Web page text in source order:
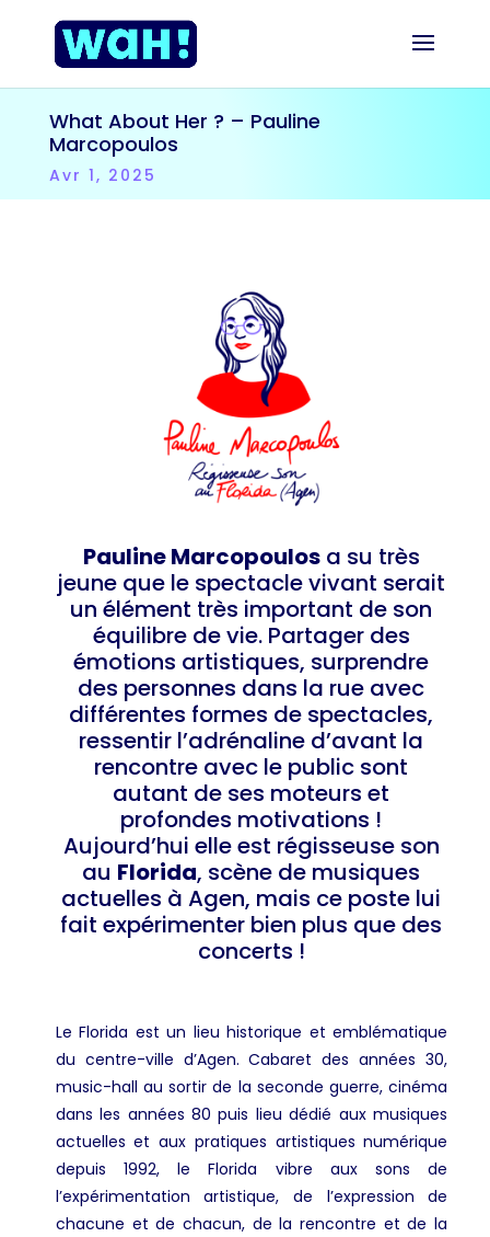
What About Her ? – Pauline
Marcopoulos
Avr 1, 2025
Pauline Marcopoulosa su très
jeune que le spectacle vivant serait
un élément très important de son
équilibre de vie. Partager des
émotions artistiques, surprendre
des personnes dans la rue avec
différentes formes de spectacles,
ressentir l’adrénaline d’avant la
rencontre avec le public sont
autant de ses moteurs et
profondes motivations !
Aujourd’hui elle est régisseuse son
au Florida, scène de musiques
actuelles à Agen, mais ce poste lui
fait expérimenter bien plus que des
concerts !
Le Florida est un lieu historique et emblématique
du centre-ville d’Agen. Cabaret des années 30,
music-hall au sortir de la seconde guerre, cinéma
dans les années 80 puis lieu dédié aux musiques
actuelles et aux pratiques artistiques numérique
depuis 1992, le Florida vibre aux sons de
l’expérimentation artistique, de l’expression de
chacune et de chacun, de la rencontre et de la